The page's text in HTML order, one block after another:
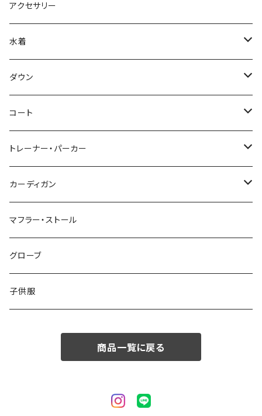
アクセサリー
水着
～44/S
46/M
48/L
50/XL～
ダウン
～44/S
46/M
48/L
50/XL～
コート
～44/S
46/M
48/L
50/XL～
トレーナー・パーカー
～44/S
46/M
48/L
50/XL～
カーディガン
～44/S
46/M
48/L
マフラー・ストール
グローブ
子供服
商品一覧に戻る